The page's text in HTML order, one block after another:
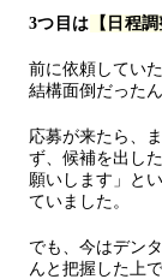
3つ目は 【日程
前に依頼してい
結構面倒だったん
応募が来たら、
ず、候補を出し
願いします」と
ていました。
でも、今はデン
んと把握した上